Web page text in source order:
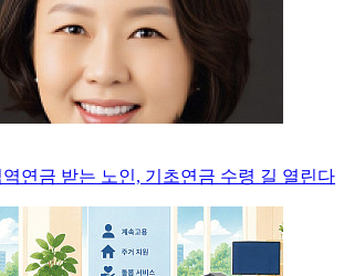
역연금 받는 노인, 기초연금 수령 길 열린다